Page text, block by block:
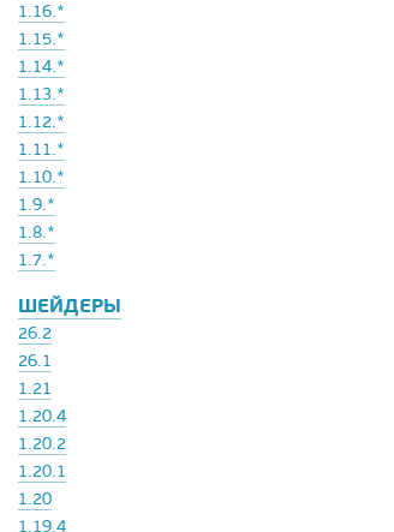
1.16.*
1.15.*
1.14.*
1.13.*
1.12.*
1.11.*
1.10.*
1.9.*
1.8.*
1.7.*
ШЕЙДЕРЫ
26.2
26.1
1.21
1.20.4
1.20.2
1.20.1
1.20
1.19.4